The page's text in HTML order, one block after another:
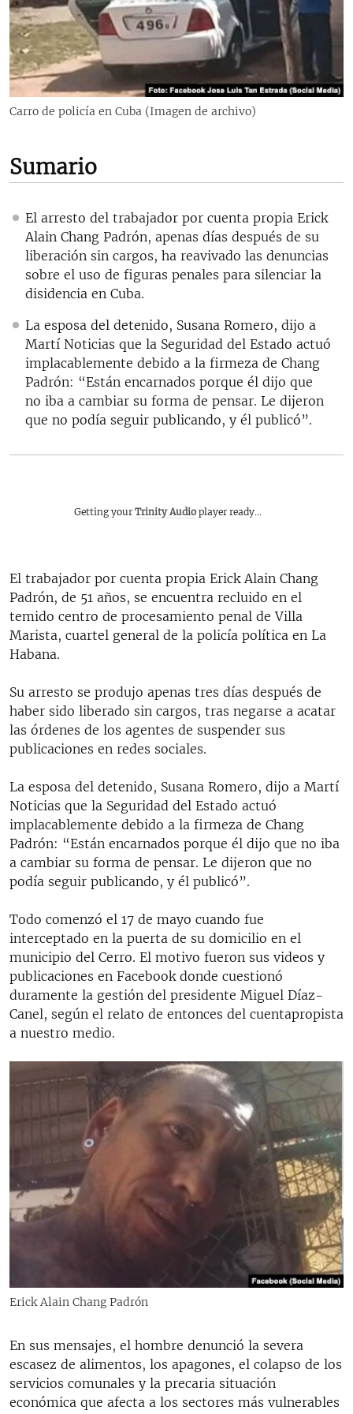
RADIO MARTÍ
ESPECIALES
ESPECIALES
LA REALIDAD DE LA VIVIENDA EN CUBA
KENTU-CUBANO
LOS SANTOS DE HIALEAH
DESINFORMACIÓN RUSA EN AMÉRICA LATINA
LA INVASIÓN DE RUSIA A UCRANIA
MULTIMEDIA
EDITORIALES
Carro de policía en Cuba (Imagen de archivo)
Sumario
El arresto del trabajador por cuenta propia Erick
Alain Chang Padrón, apenas días después de su
liberación sin cargos, ha reavivado las denuncias
sobre el uso de figuras penales para silenciar la
disidencia en Cuba.
La esposa del detenido, Susana Romero, dijo a
Martí Noticias que la Seguridad del Estado actuó
implacablemente debido a la firmeza de Chang
Padrón: “Están encarnados porque él dijo que
no iba a cambiar su forma de pensar. Le dijeron
que no podía seguir publicando, y él publicó”.
Getting yourTrinity Audio player ready...
El trabajador por cuenta propia Erick Alain Chang
Padrón, de 51 años, se encuentra recluido en el
temido centro de procesamiento penal de Villa
Marista, cuartel general de la policía política en La
Habana.
Su arresto se produjo apenas tres días después de
haber sido liberado sin cargos, tras negarse a acatar
las órdenes de los agentes de suspender sus
publicaciones en redes sociales.
La esposa del detenido, Susana Romero, dijo a Martí
Noticias que la Seguridad del Estado actuó
implacablemente debido a la firmeza de Chang
Padrón: “Están encarnados porque él dijo que no iba
a cambiar su forma de pensar. Le dijeron que no
podía seguir publicando, y él publicó”.
Todo comenzó el 17 de mayo cuando fue
interceptado en la puerta de su domicilio en el
municipio del Cerro. El motivo fueron sus videos y
publicaciones en Facebook donde cuestionó
duramente la gestión del presidente Miguel Díaz-
Canel, según el relato de entonces del cuentapropista
a nuestro medio.
Erick Alain Chang Padrón
En sus mensajes, el hombre denunció la severa
escasez de alimentos, los apagones, el colapso de los
servicios comunales y la precaria situación
económica que afecta a los sectores más vulnerables